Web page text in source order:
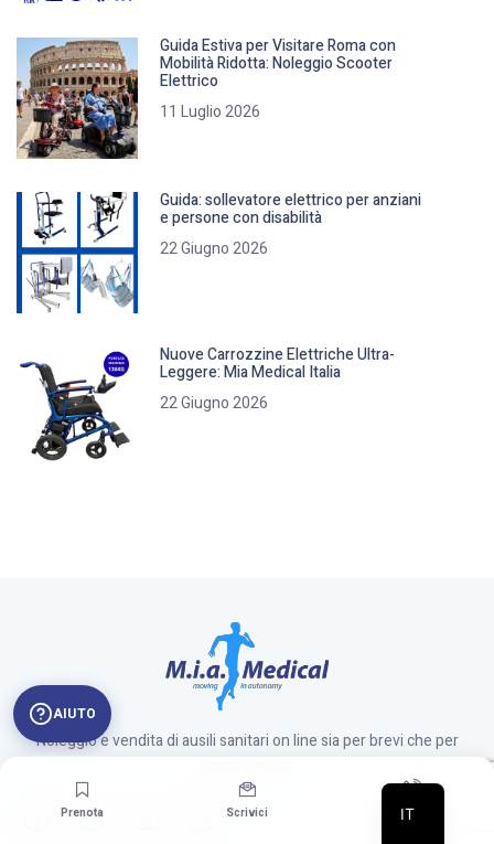
Guida Estiva per Visitare Roma con
Mobilità Ridotta: Noleggio Scooter
Elettrico
11 Luglio 2026
Guida: sollevatore elettrico per anziani
e persone con disabilità
22 Giugno 2026
Nuove Carrozzine Elettriche Ultra-
Leggere: Mia Medical Italia
22 Giugno 2026
Noleggio e vendita di ausili sanitari on line sia per brevi che per
Prenota Scrivici Chiamaci
AIUTO
IT